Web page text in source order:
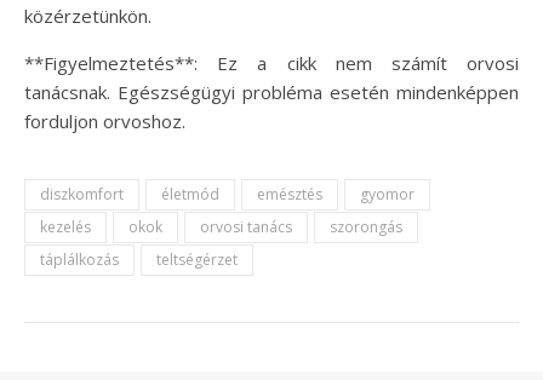
közérzetünkön.
**Figyelmeztetés**: Ez a cikk nem számít orvosi
tanácsnak. Egészségügyi probléma esetén mindenképpen
forduljon orvoshoz.
diszkomfort életmód emésztés
gyomor
kezelés
okok orvosi tanács
szorongás
táplálkozás
teltségérzet